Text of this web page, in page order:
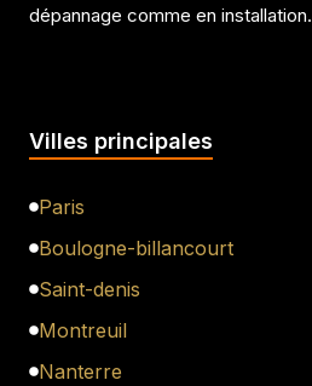
dépannage comme en installation.
Villes principales
Paris
Boulogne-billancourt
Saint-denis
Montreuil
Nanterre